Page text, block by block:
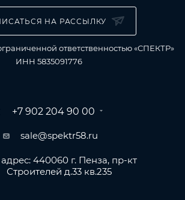
НА РАССЫЛКУ
ответственностью «СПЕКТР»
ИНН 5835091776
+7 902 204 90 00
sale@spektr58.ru
440060 г. Пенза, пр-кт
Строителей д.33 кв.235